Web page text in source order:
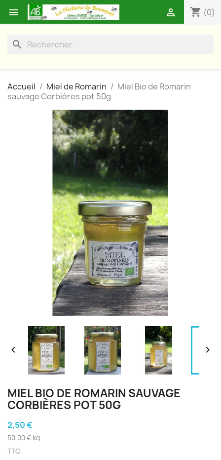
 shopping_cart (0)

search
Accueil Miel de Romarin
Miel Bio de Romarin
sauvage Corbières pot 50g
 
MIEL BIO DE ROMARIN SAUVAGE
CORBIÈRES POT 50G
2,50 €
50,00 € kg
TTC